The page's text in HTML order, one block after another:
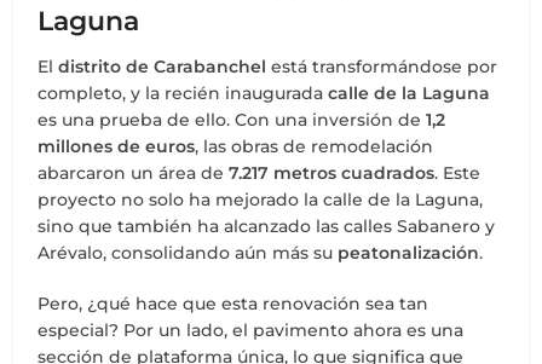
Laguna
Eldistrito de Carabanchel está transformándose por
completo, y la recién inauguradacalle de la Laguna
es una prueba de ello. Con una inversión de1,2
millones de euros, las obras de remodelación
abarcaron un área de7.217 metros cuadrados. Este
proyecto no solo ha mejorado la calle de la Laguna,
sino que también ha alcanzado las calles Sabanero y
Arévalo, consolidando aún más su peatonalización.
Pero, ¿qué hace que esta renovación sea tan
especial? Por un lado, el pavimento ahora es una
sección de plataforma única, lo que significa que